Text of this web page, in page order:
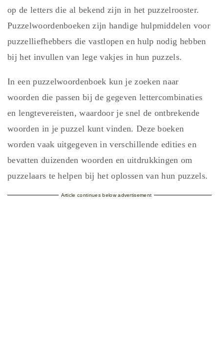
op de letters die al bekend zijn in het puzzelrooster.
Puzzelwoordenboeken zijn handige hulpmiddelen voor
puzzelliefhebbers die vastlopen en hulp nodig hebben
bij het invullen van lege vakjes in hun puzzels.
In een puzzelwoordenboek kun je zoeken naar
woorden die passen bij de gegeven lettercombinaties
en lengtevereisten, waardoor je snel de ontbrekende
woorden in je puzzel kunt vinden. Deze boeken
worden vaak uitgegeven in verschillende edities en
bevatten duizenden woorden en uitdrukkingen om
puzzelaars te helpen bij het oplossen van hun puzzels.
Article continues below advertisement